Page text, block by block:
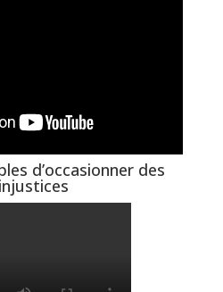
d’occasionner des